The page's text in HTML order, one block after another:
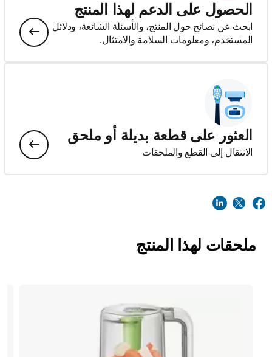
الحصول على الدعم لهذا المنتج
ابحث عن نصائح حول المنتج، والأسئلة الشائعة، ودلائل
المستخدم، ومعلومات السلامة والامتثال.
العثور على قطعة بديلة أو ملحق
الانتقال إلى القطع والملحقات
ملحقات لهذا المنتج